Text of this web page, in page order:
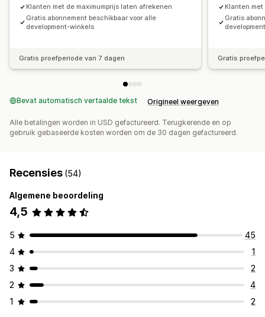
Klanten met de maximumprijs laten afrekenen
Gratis abonnement beschikbaar voor alle
development-winkels
Gratis proefperiode van 7 dagen
Klanten
Gratis
Gratis
Bevat automatisch vertaalde tekst Origineel weergeven
Alle betalingen worden in USD gefactureerd. Terugkerende en op
gebruik gebaseerde kosten worden om de 30 dagen gefactureerd.
Recensies (54)
Algemene beoordeling
4,5
5
45
4
1
3
2
2
4
1
2